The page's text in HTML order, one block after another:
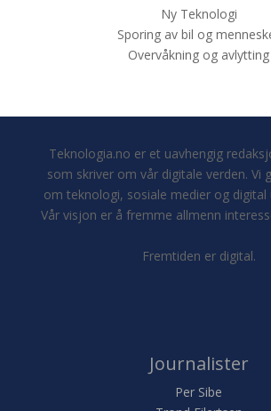
Ny Teknologi
Sporing av bil og
Overvåkning og avlytting
Teknologia.no er et uavhengig
som skriver om vår digitale verden. Vi
om teknologi, sosiale medier og digital
Vår visjon er å fremme allmenn
Fremtiden er digital.
Journalister
Per Sibe